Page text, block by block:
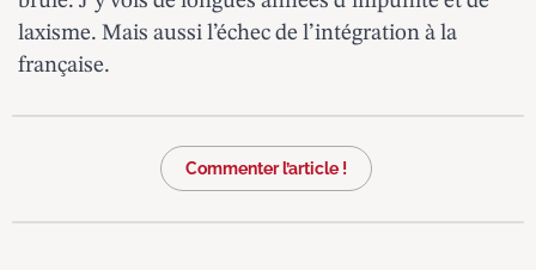
laxisme. Mais aussi l’échec de l’intégration à la
française.
Commenter l’article !